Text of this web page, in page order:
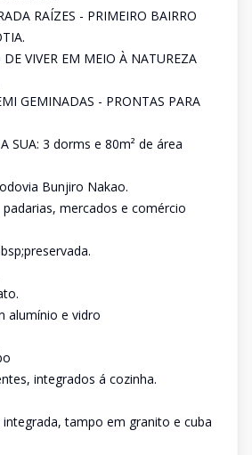
RAÍZES - PRIMEIRO BAIRRO
VIVER EM MEIO À NATUREZA
GEMINADAS - PRONTAS PARA
A SUA: 3 dorms e 80m² de área
Bunjiro Nakao.
mercados e comércio
alumínio e vidro
integrados á cozinha.
integrada, tampo em granito e cuba